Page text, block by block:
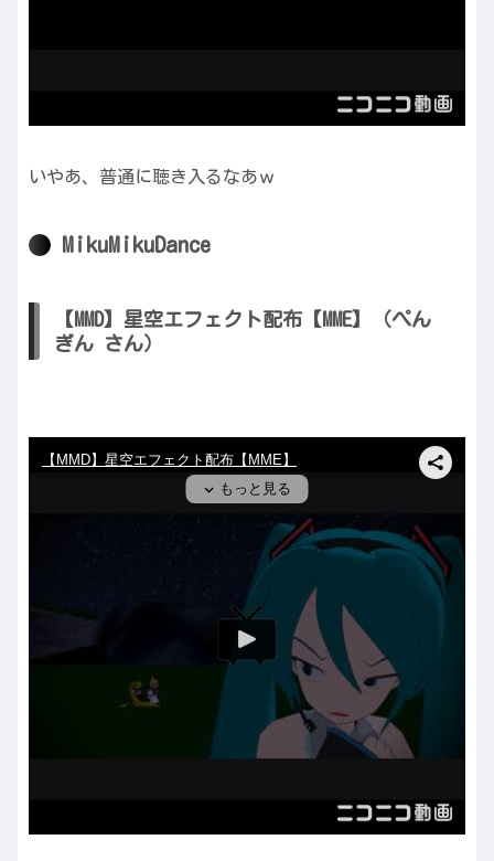
いやあ、普通に聴き入るなあｗ
MikuMikuDance
【MMD】星空エフェクト配布【MME】（ぺん
ぎん さん）